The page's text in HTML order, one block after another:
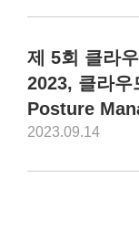
제 5회 클라
2023, 클라
Posture
2023.09.14